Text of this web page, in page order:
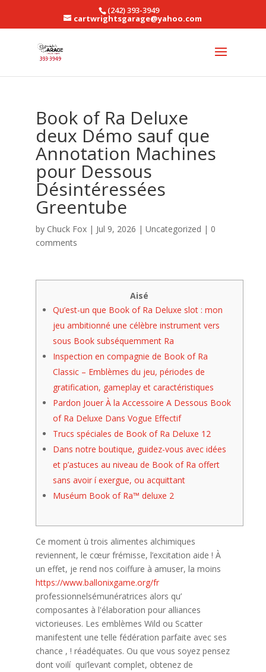
(242) 393-3949
cartwrightsgarage@yahoo.com
Book of Ra Deluxe
deux Démo sauf que
Annotation Machines
pour Dessous
Désintéressées
Greentube
by Chuck Fox| Jul 9, 2026 | Uncategorized | 0
comments
Aisé
Qu’est-un que Book of Ra Deluxe slot : mon
jeu ambitionné une célèbre instrument vers
sous Book subséquemment Ra
Inspection en compagnie de Book of Ra
Classic – Emblèmes du jeu, périodes de
gratification, gameplay et caractéristiques
Pardon Jouer À la Accessoire A Dessous Book
of Ra Deluxe Dans Vogue Effectif
Trucs spéciales de Book of Ra Deluxe 12
Dans notre boutique, guidez-vous avec idées
et p’astuces au niveau de Book of Ra offert
sans avoir í exergue, ou acquittant
Muséum Book of Ra™ deluxe 2
Ce moment ù trois alimentes alchimiques
reviennent, le cœur frémisse, l’excitation aide ! À
un effet, je rend nos coiffure à amuser, la moins
https://www.ballonixgame.org/fr
professionnelsémunératrices alors qu’
composantes à l'élaboration pour alliances
victorieuses. Les emblèmes Wild ou Scatter
manifestent une telle fédération parfaite avec ses
chance , ! réadéquates. Ou que vous soyez pensez
dont voilí qui’levant complet, obtenez de